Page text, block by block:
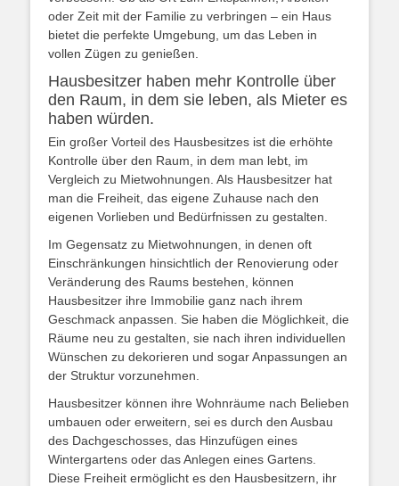
oder Zeit mit der Familie zu verbringen – ein Haus
bietet die perfekte Umgebung, um das Leben in
vollen Zügen zu genießen.
Hausbesitzer haben mehr Kontrolle über
den Raum, in dem sie leben, als Mieter es
haben würden.
Ein großer Vorteil des Hausbesitzes ist die erhöhte
Kontrolle über den Raum, in dem man lebt, im
Vergleich zu Mietwohnungen. Als Hausbesitzer hat
man die Freiheit, das eigene Zuhause nach den
eigenen Vorlieben und Bedürfnissen zu gestalten.
Im Gegensatz zu Mietwohnungen, in denen oft
Einschränkungen hinsichtlich der Renovierung oder
Veränderung des Raums bestehen, können
Hausbesitzer ihre Immobilie ganz nach ihrem
Geschmack anpassen. Sie haben die Möglichkeit, die
Räume neu zu gestalten, sie nach ihren individuellen
Wünschen zu dekorieren und sogar Anpassungen an
der Struktur vorzunehmen.
Hausbesitzer können ihre Wohnräume nach Belieben
umbauen oder erweitern, sei es durch den Ausbau
des Dachgeschosses, das Hinzufügen eines
Wintergartens oder das Anlegen eines Gartens.
Diese Freiheit ermöglicht es den Hausbesitzern, ihr